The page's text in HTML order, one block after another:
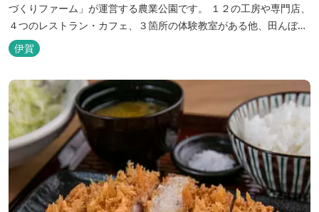
づくりファーム」が運営する農業公園です。 １２の工房や専門店、
４つのレストラン・カフェ、３箇所の体験教室がある他、田んぼや
いかだ池など、「自然や農業」を身近に感じて楽しんでいただける
遊び場もあります。 園内では、ミニブタくんたちのショーを見た
り、ウインナーづくりやパンづくりなどの手づくり体験教室や、食
農体験プログラムに参加したり...
伊賀